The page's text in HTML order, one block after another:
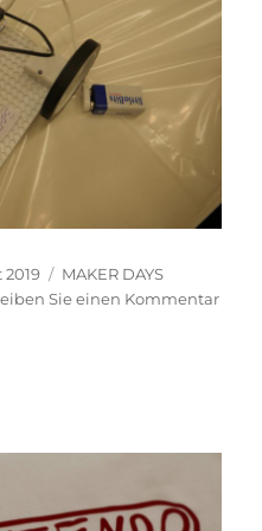
2019 Kategorien
MAKER DAYS
Sie einen Kommentarzu